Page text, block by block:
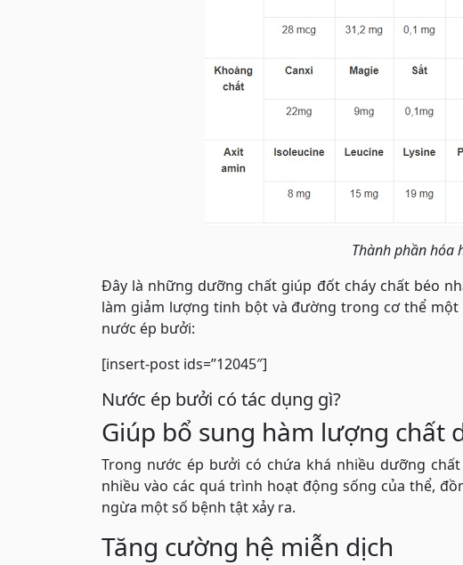
Thành phần hóa
Đây là những dưỡng chất giúp đốt cháy chất béo
làm giảm lượng tinh bột và đường trong cơ thể
nước ép bưởi:
[insert-post ids=”12045″]
Nước ép bưởi có tác dụng gì?
Giúp bổ sung hàm lượng chất
Trong nước ép bưởi có chứa khá nhiều dưỡng
nhiều vào các quá trình hoạt động sống của thể,
ngừa một số bệnh tật xảy ra.
Tăng cường hệ miễn dịch